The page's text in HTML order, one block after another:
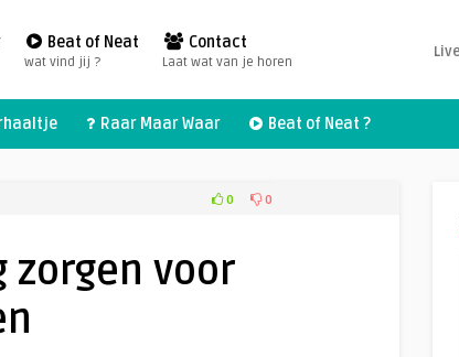
Beat of Neat
wat vind jij ?
Contact
Laat wat van je horen
Raar Maar Waar Beat of Neat ?
0 0
zorgen voor